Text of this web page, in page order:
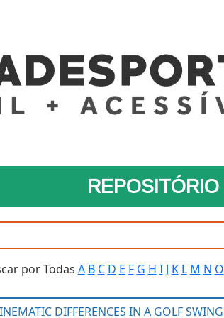
REPOSITÓRIO
por Todas A B C D E F G H I J K L M N O